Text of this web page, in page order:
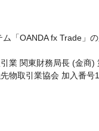
「OANDA fx Trade」
業 関東財務局長 (金商)
物取引業協会 加入番号